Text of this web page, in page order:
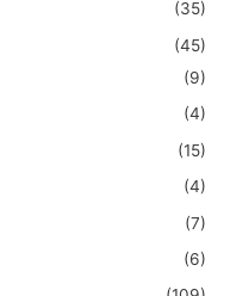
(35)
(45)
(9)
(4)
(15)
(4)
(7)
(6)